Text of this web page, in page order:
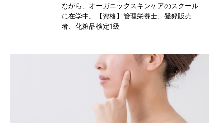
ながら、オーガニックスキンケアのスクール
に在学中。【資格】管理栄養士、登録販売
者、化粧品検定1級